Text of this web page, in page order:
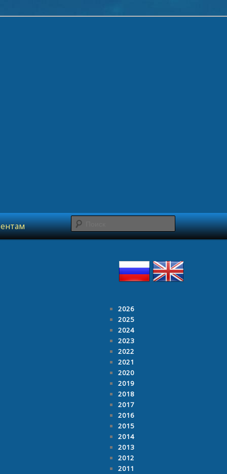
Поиск
2026
2025
2024
2023
2022
2021
2020
2019
2018
2017
2016
2015
2014
2013
2012
2011